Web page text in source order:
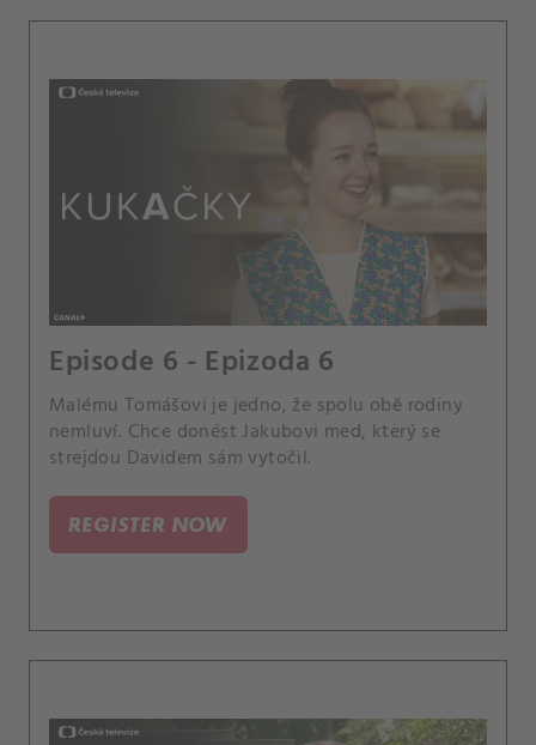
Episode 6 - Epizoda 6
Malému Tomášovi je jedno, že spolu obě rodiny
nemluví. Chce donést Jakubovi med, který se
strejdou Davidem sám vytočil.
REGISTER NOW